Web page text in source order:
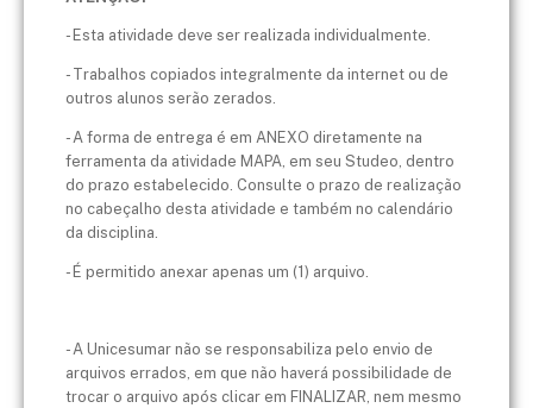
- Esta atividade deve ser realizada individualmente.
- Trabalhos copiados integralmente da internet ou de
outros alunos serão zerados.
- A forma de entrega é em ANEXO diretamente na
ferramenta da atividade MAPA, em seu Studeo, dentro
do prazo estabelecido. Consulte o prazo de realização
no cabeçalho desta atividade e também no calendário
da disciplina.
- É permitido anexar apenas um (1) arquivo.
- A Unicesumar não se responsabiliza pelo envio de
arquivos errados, em que não haverá possibilidade de
trocar o arquivo após clicar em FINALIZAR, nem mesmo